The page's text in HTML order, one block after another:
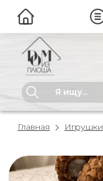
Главная Игрушки